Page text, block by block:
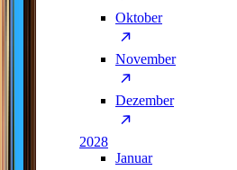
Oktober
November
Dezember
2028
Januar